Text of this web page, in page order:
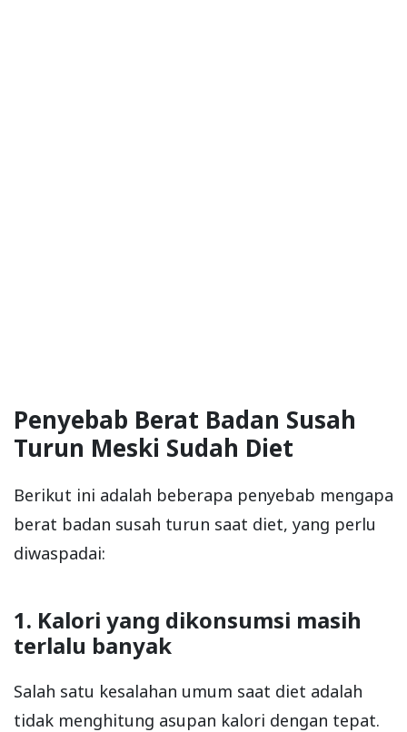
Penyebab Berat Badan Susah
Turun Meski Sudah Diet
Berikut ini adalah beberapa penyebab mengapa
berat badan susah turun saat diet, yang perlu
diwaspadai:
1. Kalori yang dikonsumsi masih
terlalu banyak
Salah satu kesalahan umum saat diet adalah
tidak menghitung asupan kalori dengan tepat.